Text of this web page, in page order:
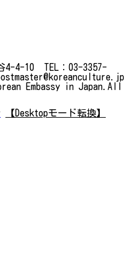
4-4-10 TEL：03-3357-
Embassy in Japan.All
【Desktopモード転換】